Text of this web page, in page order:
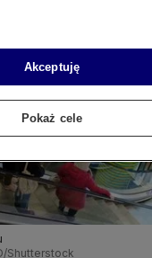
Shutterstock
Akceptuję
Pokaż cele